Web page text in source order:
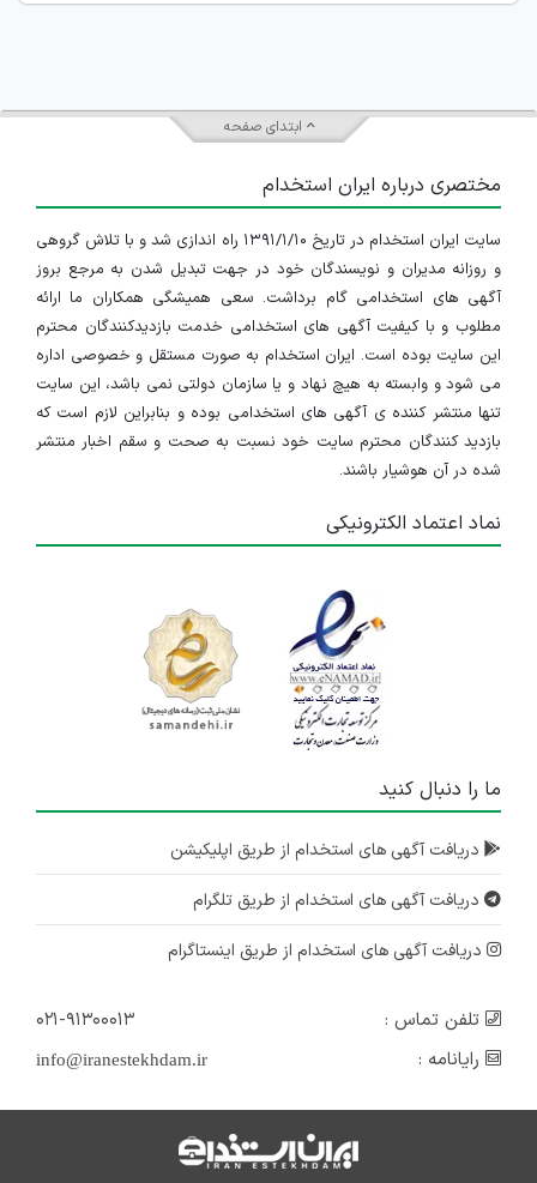
ابتدای صفحه
مختصری درباره ایران استخدام
سایت ایران استخدام در تاریخ ۱۳۹۱/۱/۱۰ راه اندازی شد و با تلاش گروهی
و روزانه مدیران و نویسندگان خود در جهت تبدیل شدن به مرجع بروز
آگهی های استخدامی گام برداشت. سعی همیشگی همکاران ما ارائه
مطلوب و با کیفیت آگهی های استخدامی خدمت بازدیدکنندگان محترم
این سایت بوده است. ایران استخدام به صورت مستقل و خصوصی اداره
می شود و وابسته به هیچ نهاد و یا سازمان دولتی نمی باشد، این سایت
تنها منتشر کننده ی آگهی های استخدامی بوده و بنابراین لازم است که
بازدید کنندگان محترم سایت خود نسبت به صحت و سقم اخبار منتشر
شده در آن هوشیار باشند.
نماد اعتماد الکترونیکی
ما را دنبال کنید
دریافت آگهی های استخدام از طریق اپلیکیشن
دریافت آگهی های استخدام از طریق تلگرام
دریافت آگهی های استخدام از طریق اینستاگرام
تلفن تماس :
۰۲۱-۹۱۳۰۰۰۱۳
رایانامه :
info@iranestekhdam.ir